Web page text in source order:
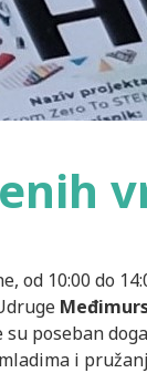
od 10:00 do
poseban
i